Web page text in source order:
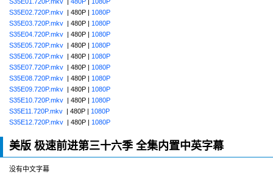
S35E01.720P.mkv
480P
1080P
S35E02.720P.mkv | 480P | 1080P
S35E03.720P.mkv | 480P | 1080P
S35E04.720P.mkv | 480P | 1080P
S35E05.720P.mkv | 480P | 1080P
S35E06.720P.mkv | 480P | 1080P
S35E07.720P.mkv | 480P | 1080P
S35E08.720P.mkv | 480P | 1080P
S35E09.720P.mkv | 480P | 1080P
S35E10.720P.mkv | 480P | 1080P
S35E11.720P.mkv | 480P | 1080P
S35E12.720P.mkv | 480P | 1080P
美版 极速前进第三十六季 全集内置中英字幕
没有中文字幕